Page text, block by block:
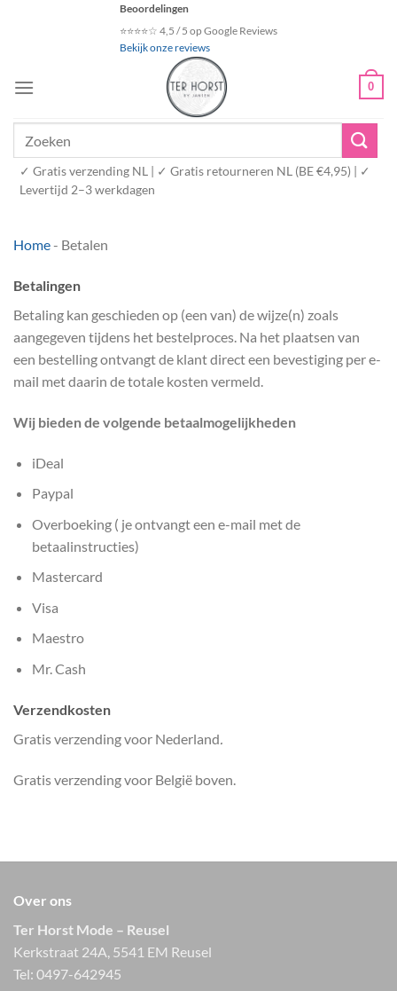
Beoordelingen
⭐⭐⭐⭐☆ 4,5 / 5 op Google Reviews
Bekijk onze reviews
0
✓ Gratis verzending NL | ✓ Gratis retourneren NL (BE €4,95) | ✓
Levertijd 2–3 werkdagen
Home- Betalen
Betalingen
Betaling kan geschieden op (een van) de wijze(n) zoals
aangegeven tijdens het bestelproces. Na het plaatsen van
een bestelling ontvangt de klant direct een bevestiging per e-
mail met daarin de totale kosten vermeld.
Wij bieden de volgende betaalmogelijkheden
iDeal
Paypal
Overboeking ( je ontvangt een e-mail met de
betaalinstructies)
Mastercard
Visa
Maestro
Mr. Cash
Verzendkosten
Gratis verzending voor Nederland.
Gratis verzending voor België boven.
Over ons
Ter Horst Mode – Reusel
Kerkstraat 24A, 5541 EM Reusel
Tel: 0497-642945